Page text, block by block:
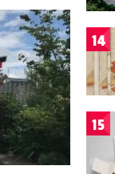
14
15